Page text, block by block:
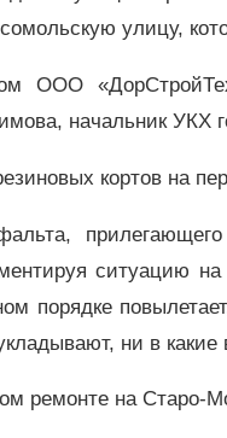
улицу,
ООО
начальник УКХ
кортов на
ситуацию
порядке
ни в какие
ремонте на Старо-